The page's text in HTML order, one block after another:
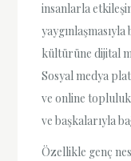
insanlarla
kültürüne dijital
Sosyal medya
ve online
ve başkalarıyla
Özellikle genç